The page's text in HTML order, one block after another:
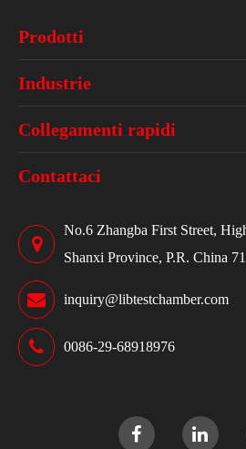
Prodotti
Industrie
Collegamenti rapidi
Contattaci
No.6 Zhangba First Street,
Shanxi Province, P.R. China
inquiry@libtestchamber.com
0086-29-68918976